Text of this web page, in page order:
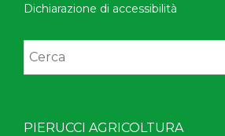
Dichiarazione di accessibilità
PIERUCCI AGRICOLTURA